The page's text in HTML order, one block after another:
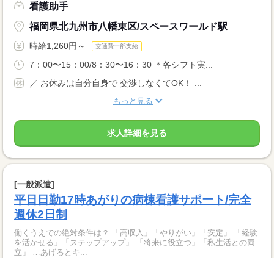
看護助手
福岡県北九州市八幡東区/スペースワールド駅
時給1,260円～ 交通費一部支給
7：00〜15：00/8：30〜16：30 ＊各シフト実...
／ お休みは自分自身で 交渉しなくてOK！ ...
もっと見る
求人詳細を見る
[一般派遣]
平日日勤17時あがりの病棟看護サポート/完全
週休2日制
働くうえでの絶対条件は？ 「高収入」「やりがい」「安定」 「経験
を活かせる」「ステップアップ」 「将来に役立つ」「私生活との両
立」 …あげるとキ...